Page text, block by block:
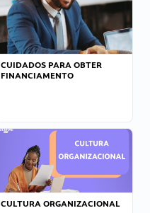
CUIDADOS PARA OBTER
FINANCIAMENTO
CULTURA ORGANIZACIONAL